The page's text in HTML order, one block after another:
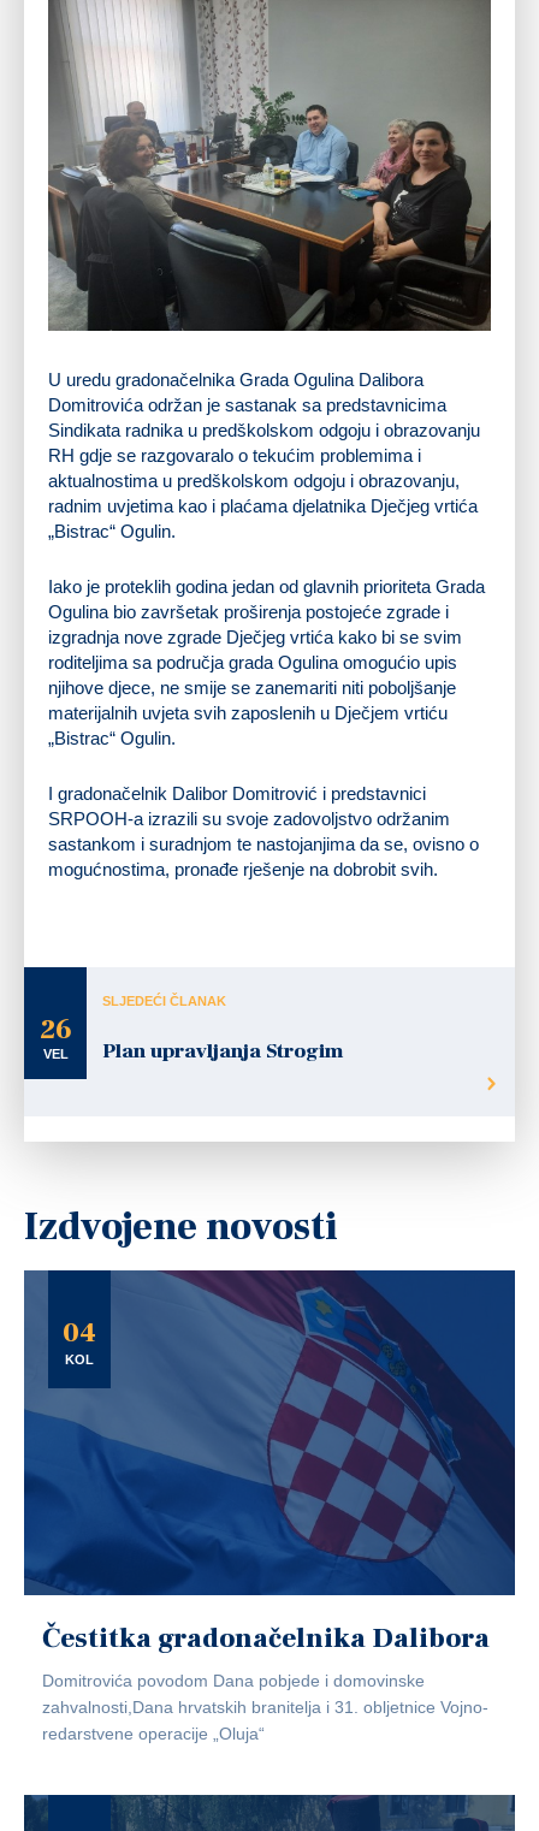
U uredu gradonačelnika Grada Ogulina Dalibora
Domitrovića održan je sastanak sa predstavnicima
Sindikata radnika u predškolskom odgoju i obrazovanju
RH gdje se razgovaralo o tekućim problemima i
aktualnostima u predškolskom odgoju i obrazovanju,
radnim uvjetima kao i plaćama djelatnika Dječjeg vrtića
„Bistrac“ Ogulin.
Iako je proteklih godina jedan od glavnih prioriteta Grada
Ogulina bio završetak proširenja postojeće zgrade i
izgradnja nove zgrade Dječjeg vrtića kako bi se svim
roditeljima sa područja grada Ogulina omogućio upis
njihove djece, ne smije se zanemariti niti poboljšanje
materijalnih uvjeta svih zaposlenih u Dječjem vrtiću
„Bistrac“ Ogulin.
I gradonačelnik Dalibor Domitrović i predstavnici
SRPOOH-a izrazili su svoje zadovoljstvo održanim
sastankom i suradnjom te nastojanjima da se, ovisno o
mogućnostima, pronađe rješenje na dobrobit svih.
26
VEL
SLJEDEĆI ČLANAK
Plan upravljanja Strogim
Izdvojene novosti
04
KOL
Čestitka gradonačelnika Dalibora
Domitrovića povodom Dana pobjede i domovinske
zahvalnosti,Dana hrvatskih branitelja i 31. obljetnice Vojno-
redarstvene operacije „Oluja“